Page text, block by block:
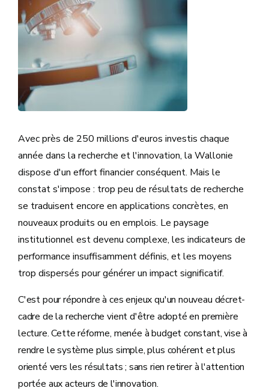
Avec près de 250 millions d'euros investis chaque
année dans la recherche et l'innovation, la Wallonie
dispose d'un effort financier conséquent. Mais le
constat s'impose : trop peu de résultats de recherche
se traduisent encore en applications concrètes, en
nouveaux produits ou en emplois. Le paysage
institutionnel est devenu complexe, les indicateurs de
performance insuffisamment définis, et les moyens
trop dispersés pour générer un impact significatif.
C'est pour répondre à ces enjeux qu'un nouveau décret-
cadre de la recherche vient d'être adopté en première
lecture. Cette réforme, menée à budget constant, vise à
rendre le système plus simple, plus cohérent et plus
orienté vers les résultats ; sans rien retirer à l'attention
portée aux acteurs de l'innovation.